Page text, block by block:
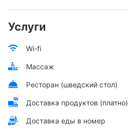
Услуги
Wi-fi
Массаж
Ресторан (шведский стол)
Доставка продуктов (платно)
Доставка еды в номер